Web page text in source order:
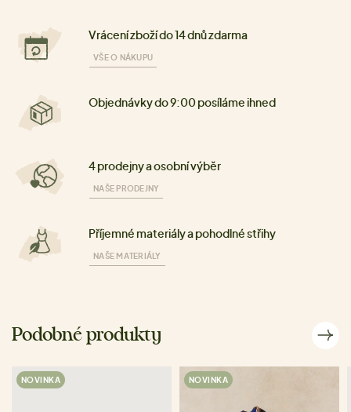
Vrácení zboží do 14 dnů zdarma
VŠE O NÁKUPU
Objednávky do 9:00 posíláme ihned
4 prodejny a osobní výběr
NAŠE PRODEJNY
Příjemné materiály a pohodlné střihy
NAŠE MATERIÁLY
Podobné produkty
NOVINKA NOVINKA